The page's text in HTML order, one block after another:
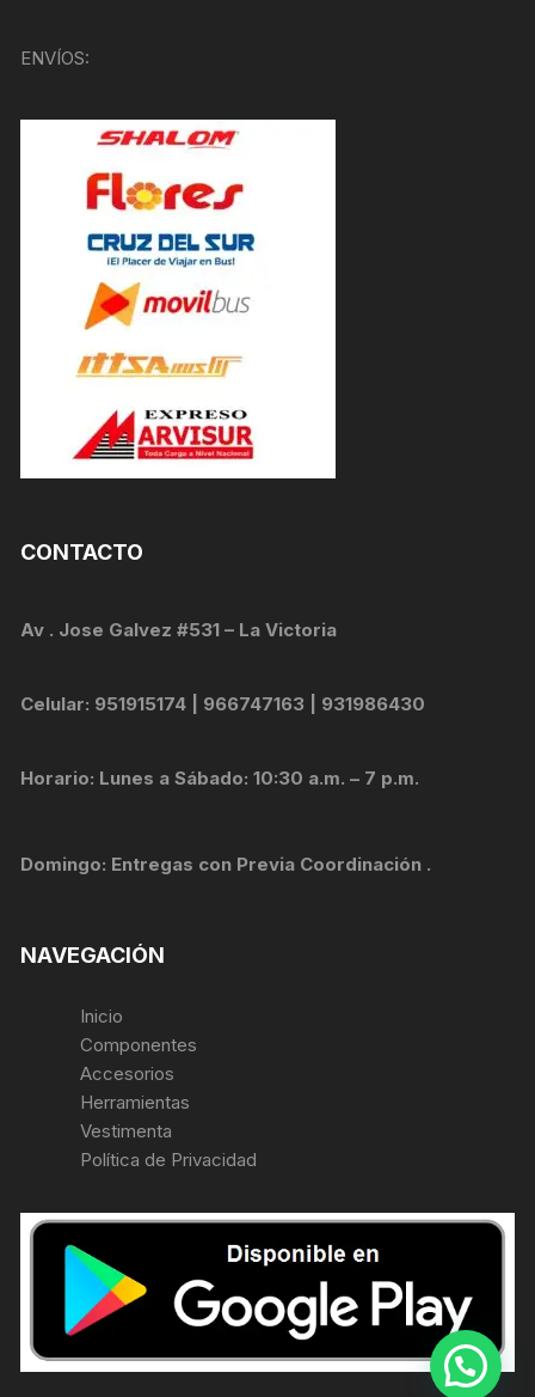
ENVÍOS:
CONTACTO
Av . Jose Galvez #531 – La Victoria
Celular: 951915174 | 966747163 | 931986430
Horario: Lunes a Sábado: 10:30 a.m. – 7 p.m.
Domingo: Entregas con Previa Coordinación .
NAVEGACIÓN
Inicio
Componentes
Accesorios
Herramientas
Vestimenta
Política de Privacidad